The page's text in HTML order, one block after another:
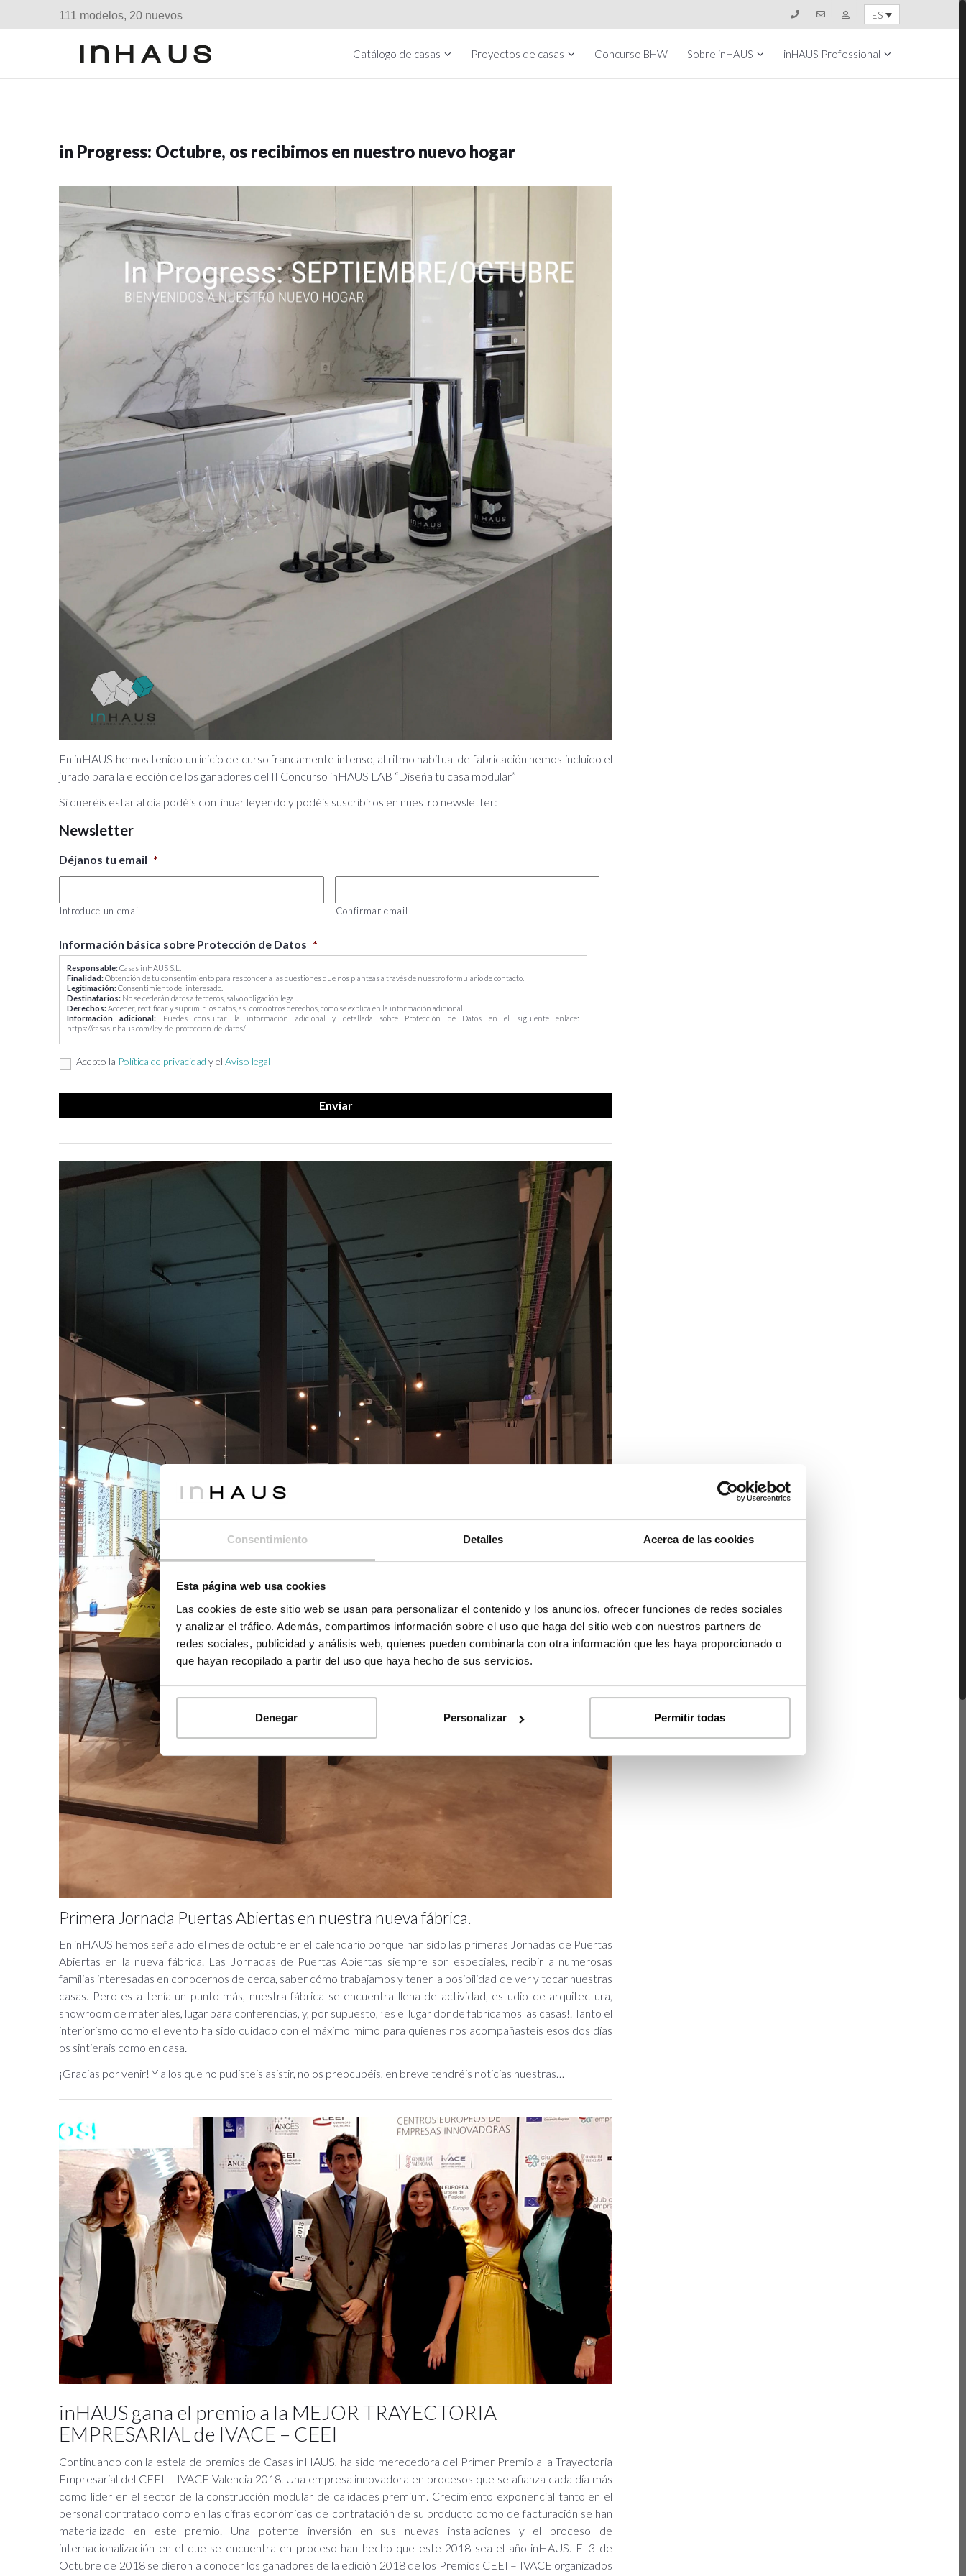
Consentimiento Detalles Acerca de las cookies
Esta página web usa cookies
Las cookies de este sitio web se usan para personalizar el contenido y los anuncios, ofrecer funciones de redes sociales
y analizar el tráfico. Además, compartimos información sobre el uso que haga del sitio web con nuestros partners de
redes sociales, publicidad y análisis web, quienes pueden combinarla con otra información que les haya proporcionado o
que hayan recopilado a partir del uso que haya hecho de sus servicios.
Denegar Personalizar Permitir todas
111 modelos, 20 nuevos ES
Catálogo de casas Proyectos de casas Concurso BHW Sobre inHAUS inHAUS Professional
in Progress: Octubre, os recibimos en nuestro nuevo hogar
En inHAUS hemos tenido un inicio de curso francamente intenso, al ritmo habitual de fabricación hemos incluido el
jurado para la elección de los ganadores del II Concurso inHAUS LAB “Diseña tu casa modular”
Si queréis estar al día podéis continuar leyendo y podéis suscribiros en nuestro newsletter:
Newsletter
Déjanos tu email *
Introduce un email Confirmar email
Información básica sobre Protección de Datos *
Responsable:Casas inHAUS S.L.
Finalidad:Obtención de tu consentimiento para responder a las cuestiones que nos planteas a través de nuestro formulario de contacto.
Legitimación:Consentimiento del interesado.
Destinatarios: No se cederán datos a terceros, salvo obligación legal.
Derechos:Acceder, rectificar y suprimir los datos, así como otros derechos, como se explica en la información adicional.
Información adicional: Puedes consultar la información adicional y detallada sobre Protección de Datos en el siguiente enlace:
https://casasinhaus.com/ley-de-proteccion-de-datos/
Acepto la Política de privacidad y el Aviso legal
Primera Jornada Puertas Abiertas en nuestra nueva fábrica.
En inHAUS hemos señalado el mes de octubre en el calendario porque han sido las primeras Jornadas de Puertas
Abiertas en la nueva fábrica. Las Jornadas de Puertas Abiertas siempre son especiales, recibir a numerosas
familias interesadas en conocernos de cerca, saber cómo trabajamos y tener la posibilidad de ver y tocar nuestras
casas. Pero esta tenía un punto más, nuestra fábrica se encuentra llena de actividad, estudio de arquitectura,
showroom de materiales, lugar para conferencias, y, por supuesto, ¡es el lugar donde fabricamos las casas!. Tanto el
interiorismo como el evento ha sido cuidado con el máximo mimo para quienes nos acompañasteis esos dos días
os sintierais como en casa.
¡Gracias por venir! Y a los que no pudisteis asistir, no os preocupéis, en breve tendréis noticias nuestras…
inHAUS gana el premio a la MEJOR TRAYECTORIA
EMPRESARIAL de IVACE – CEEI
Continuando con la estela de premios de Casas inHAUS, ha sido merecedora del Primer Premio a la Trayectoria
Empresarial del CEEI – IVACE Valencia 2018. Una empresa innovadora en procesos que se afianza cada día más
como líder en el sector de la construcción modular de calidades premium. Crecimiento exponencial tanto en el
personal contratado como en las cifras económicas de contratación de su producto como de facturación se han
materializado en este premio. Una potente inversión en sus nuevas instalaciones y el proceso de
internacionalización en el que se encuentra en proceso han hecho que este 2018 sea el año inHAUS. El 3 de
Octubre de 2018 se dieron a conocer los ganadores de la edición 2018 de los Premios CEEI – IVACE organizados